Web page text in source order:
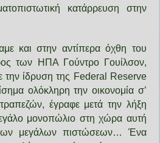
κατάρρευση στην
και στην αντίπερα όχθη του
των ΗΠΑ Γούντρο Γουίλσον,
ίδρυση της Federal Reserve
ολόκληρη την οικονομία σ’
έγραφε μετά την λήξη
μονοπώλιο στη χώρα αυτή
μεγάλων πιστώσεων… Ένα